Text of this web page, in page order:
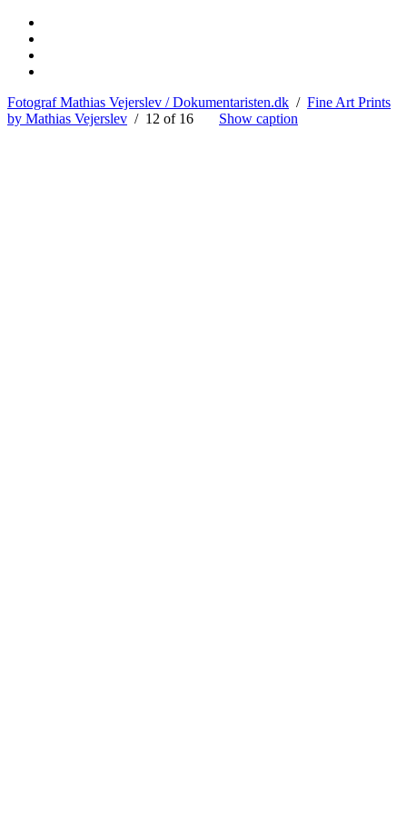
Fotograf Mathias Vejerslev / Dokumentaristen.dk / Fine Art Prints
by Mathias Vejerslev / 12 of 16 Show caption